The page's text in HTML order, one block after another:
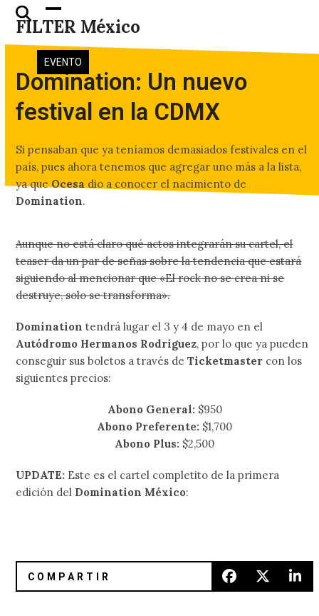
Skip
content
FILTER México
Open
mobile
menu
Close
mobile
menu
EVENTO
Domination: Un nuevo
festival en la CDMX
Si pensaban que ya teníamos demasiados festivales en el
país, pues ahora tenemos que agregar uno más a la lista,
ya queOcesa dio a conocer el nacimiento de
Domination.
Aunque no está claro qué actos integrarán su cartel, el
teaser da un par de señas sobre la tendencia que estará
siguiendo al mencionar que «El rock no se crea ni se
destruye, solo se transforma».
Dominationtendrá lugar el 3 y 4 de mayo en el
Autódromo Hermanos Rodríguez, por lo que ya pueden
conseguir sus boletos a través deTicketmaster con los
siguientes precios:
Abono General: $950
Abono Preferente: $1,700
Abono Plus: $2,500
UPDATE: Este es el cartel completito de la primera
edición del Domination México: